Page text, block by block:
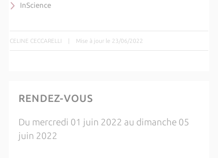
InScience
CELINE CECCARELLI | Mise à jour le 23/06/2022
RENDEZ-VOUS
Du mercredi 01 juin 2022 au dimanche 05
juin 2022